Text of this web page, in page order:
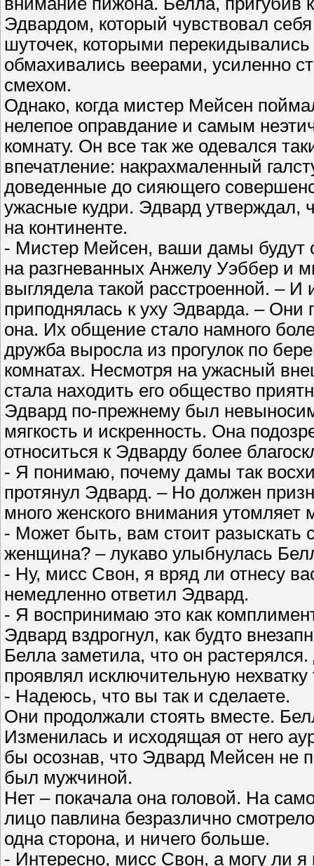
Эдвардом, который чувствовал
шуточек, которыми
обмахивались веерами, усиленно
смехом.
Однако, когда мистер Мейсен
нелепое оправдание и самым
комнату. Он все так же одевался
впечатление: накрахмаленный
доведенные до сияющего
ужасные кудри. Эдвард утверждал,
на континенте.
- Мистер Мейсен, ваши дамы будут
на разгневанных Анжелу Уэббер и
выглядела такой расстроенной. – И
приподнялась к уху Эдварда. – Они
она. Их общение стало намного
дружба выросла из прогулок по
комнатах. Несмотря на ужасный
стала находить его общество
Эдвард по-прежнему был
мягкость и искренность. Она
относиться к Эдварду более
- Я понимаю, почему дамы так
протянул Эдвард. – Но должен
много женского внимания утомляет
- Может быть, вам стоит разыскать
женщина? – лукаво улыбнулась
- Ну, мисс Свон, я вряд ли отнесу
немедленно ответил Эдвард.
- Я воспринимаю это как
Эдвард вздрогнул, как будто
Белла заметила, что он
проявлял исключительную нехватку
- Надеюсь, что вы так и сделаете.
Они продолжали стоять вместе.
Изменилась и исходящая от него
бы осознав, что Эдвард Мейсен не
был мужчиной.
Нет – покачала она головой. На
лицо павлина безразлично
одна сторона, и ничего больше.
- Интересно, мисс Свон, а могу ли